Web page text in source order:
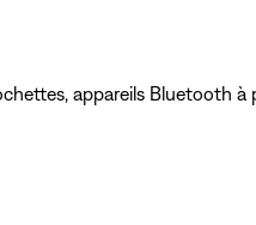
appareils Bluetooth à